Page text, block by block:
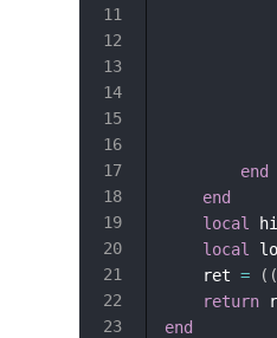
end
end
local
local
    ret
= ( (
return
end